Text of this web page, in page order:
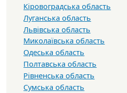
Кіровоградська область
Луганська область
Львівська область
Миколаївська область
Одеська область
Полтавська область
Рівненська область
Сумська область